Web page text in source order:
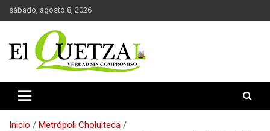
Saltar
al
sábado, agosto 8, 2026
El Quetzal de Cholula
Inicio
Metrópoli Cholulteca